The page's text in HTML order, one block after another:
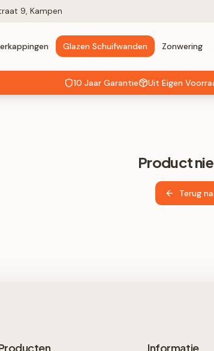
9, Kampen
Glazen Schuifwanden Zonwering
10 Jaar Garantie Uit Eigen
Product
Terug
Informatie